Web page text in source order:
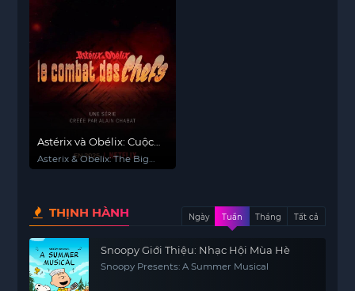
Astérix và Obélix: Cuộc
đấu của các thủ lĩnh
Asterix & Obelix: The Big
THỊNH HÀNH Ngày Tuần Tháng Tất cả
Snoopy Giới Thiệu: Nhạc Hội Mùa Hè
Snoopy Presents: A Summer Musical